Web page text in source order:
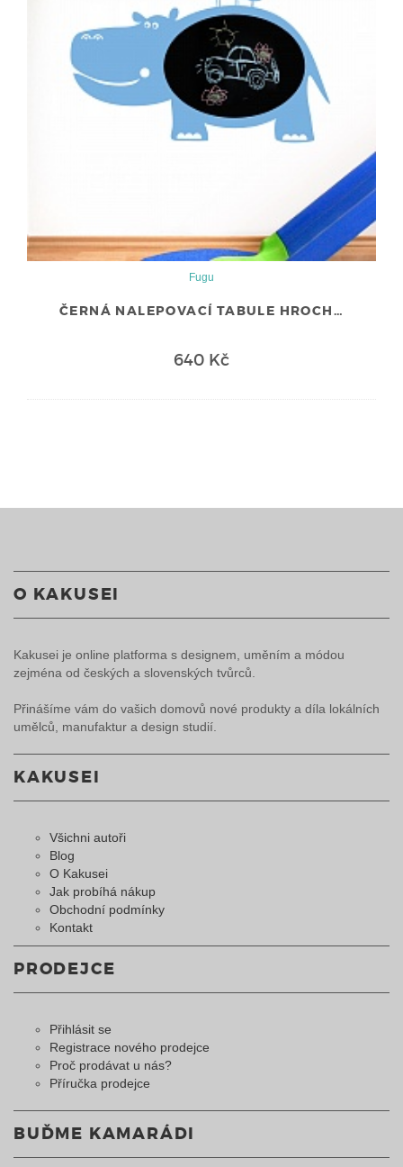
Fugu
ČERNÁ NALEPOVACÍ TABULE HROCH…
640 Kč
O KAKUSEI
Kakusei je online platforma s designem, uměním a módou
zejména od českých a slovenských tvůrců.
Přinášíme vám do vašich domovů nové produkty a díla lokálních
umělců, manufaktur a design studií.
KAKUSEI
Všichni autoři
Blog
O Kakusei
Jak probíhá nákup
Obchodní podmínky
Kontakt
PRODEJCE
Přihlásit se
Registrace nového prodejce
Proč prodávat u nás?
Příručka prodejce
BUĎME KAMARÁDI